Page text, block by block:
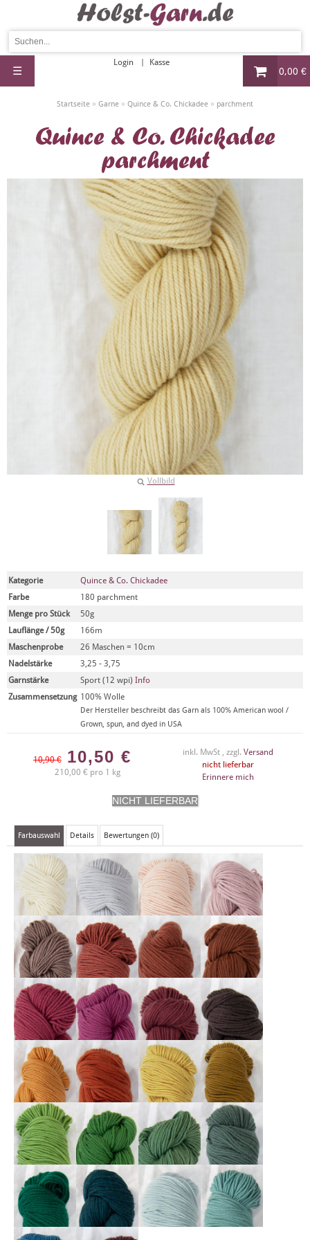
0,00 €
Login Kasse
☰
Startseite » Garne » Quince & Co. Chickadee » parchment
Quince & Co. Chickadee
parchment
Vollbild
Kategorie
Quince & Co. Chickadee
Farbe
180 parchment
Menge pro Stück
50g
Lauflänge / 50g
166m
Maschenprobe
26 Maschen = 10cm
Nadelstärke
3,25 - 3,75
Garnstärke
Sport (12 wpi) Info
Zusammensetzung 100% Wolle
Der Hersteller beschreibt das Garn als 100% American wool /
Grown, spun, and dyed in USA
10,90 € 10,50 €
210,00 € pro 1 kg
inkl. MwSt , zzgl. Versand
nicht lieferbar
Erinnere mich
Farbauswahl Details Bewertungen (0)